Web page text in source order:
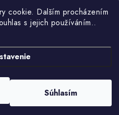
cookie. Dalším procházením
s jejich používáním..
Súhlasím
Shoptet
. Všetky práva vyhradené.